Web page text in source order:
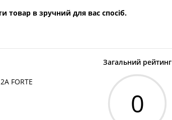
товар в зручний для вас спосіб.
FORTE
Загальний рейтинг
0